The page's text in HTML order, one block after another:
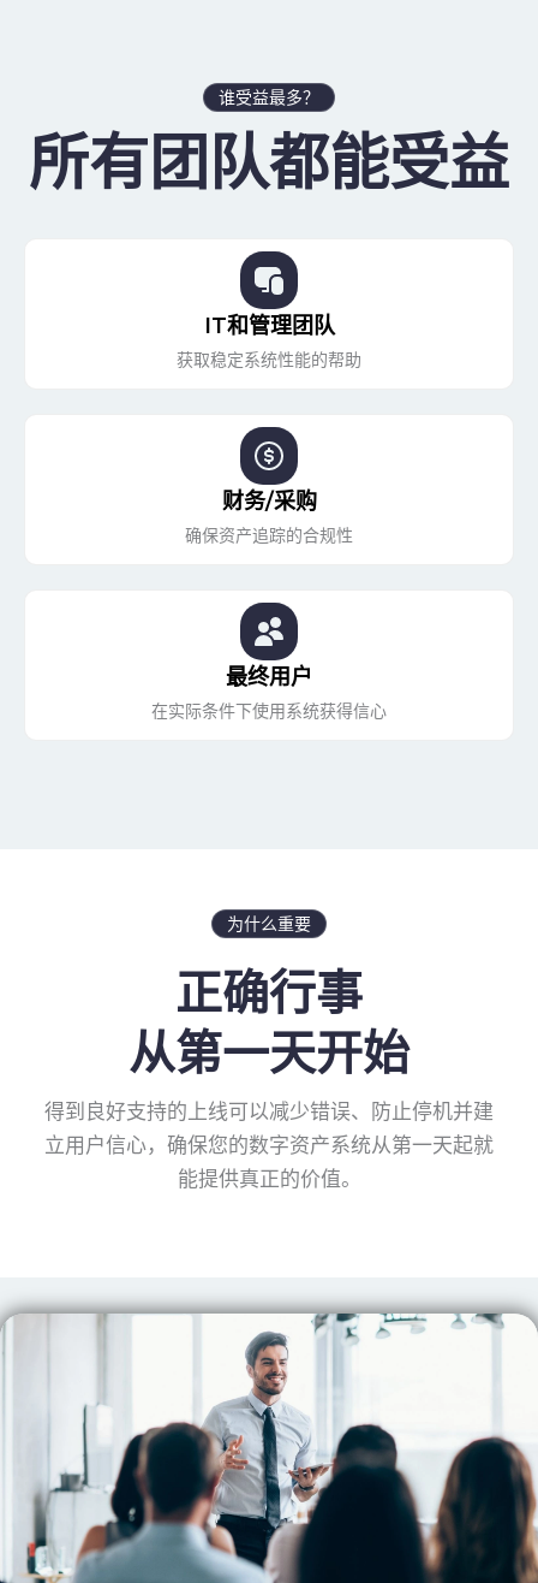
谁受益最多？
所有团队都能受益
IT和管理团队
获取稳定系统性能的帮助
财务/采购
确保资产追踪的合规性
最终用户
在实际条件下使用系统获得信心
为什么重要
正确行事
从第一天开始
得到良好支持的上线可以减少错误、防止停机并建
立用户信心，确保您的数字资产系统从第一天起就
能提供真正的价值。